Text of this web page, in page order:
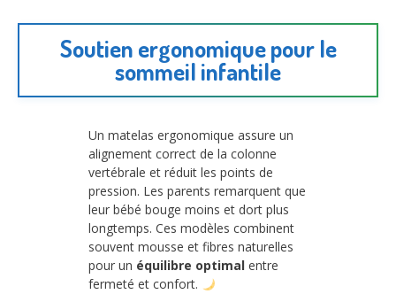
Soutien ergonomique pour le
sommeil infantile
Un matelas ergonomique assure un
alignement correct de la colonne
vertébrale et réduit les points de
pression. Les parents remarquent que
leur bébé bouge moins et dort plus
longtemps. Ces modèles combinent
souvent mousse et fibres naturelles
pour un équilibre optimal entre
fermeté et confort.